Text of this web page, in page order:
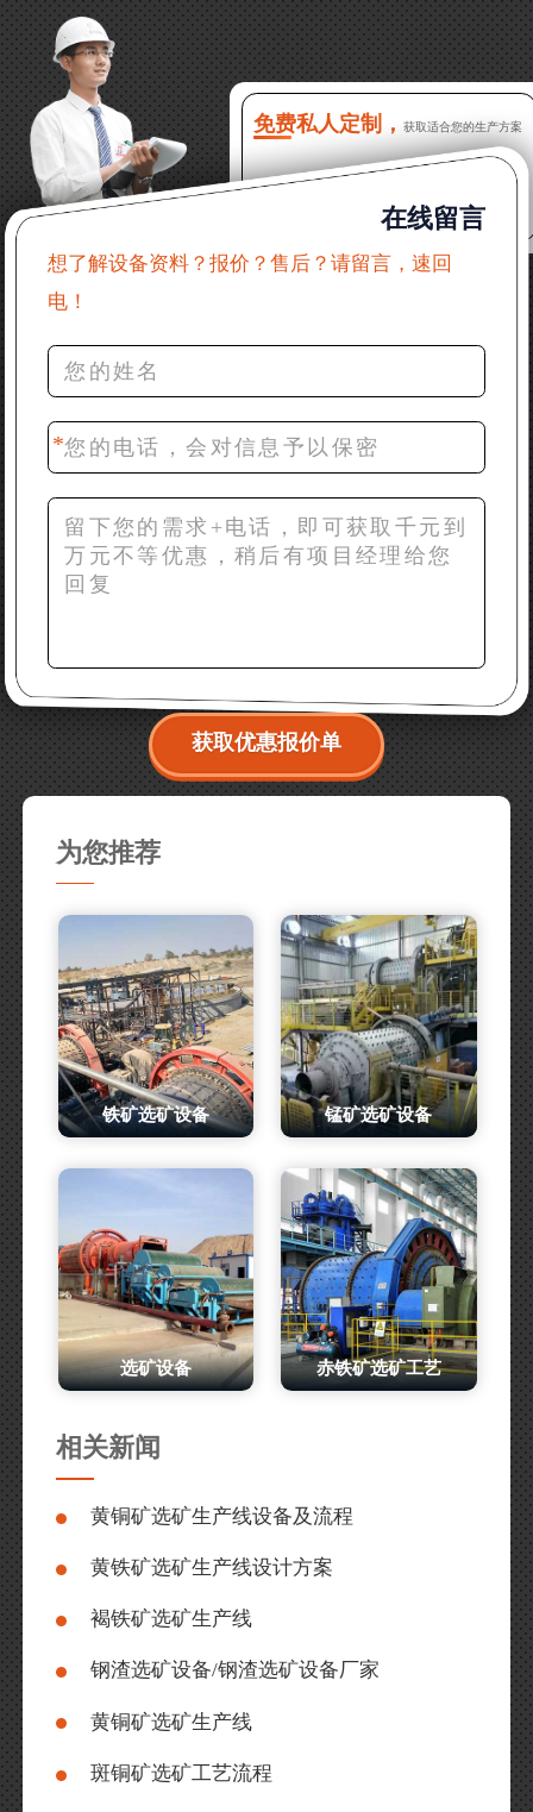
吗？
16分钟前 程先生：破碎生产线出个方案及报价，有什
么售后服务？
22分钟前 郑女士：想了解时产500吨锤破，加工石灰石
31分钟前 吴先生：成套石头破碎设备有吗？给个详细
产品资料
36分钟前 罗先生：每小时100吨左右的鄂破和反击破，
42分钟前 梁先生：膨润土磨到200目，用什么磨粉设
备？
免费私人定制， 获取适合您的生产方案
在线留言
想了解设备资料？报价？售后？请留言，速回
电！
获取优惠报价单
为您推荐
铁矿选矿设备 锰矿选矿设备
选矿设备 赤铁矿选矿工艺
相关新闻
黄铜矿选矿生产线设备及流程
黄铁矿选矿生产线设计方案
褐铁矿选矿生产线
钢渣选矿设备/钢渣选矿设备厂家
黄铜矿选矿生产线
斑铜矿选矿工艺流程